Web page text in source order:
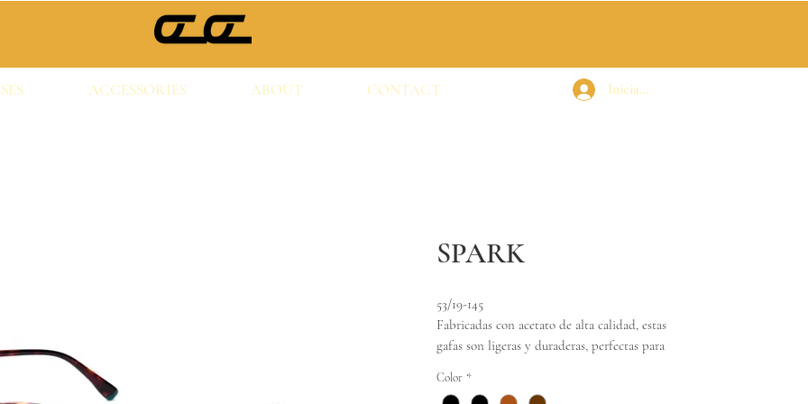
ACCESSORIES ABOUT CONTACT Iniciar sesión
SPARK
53/19-145
Fabricadas con acetato de alta calidad, estas
gafas son ligeras y duraderas, perfectas para
Color *